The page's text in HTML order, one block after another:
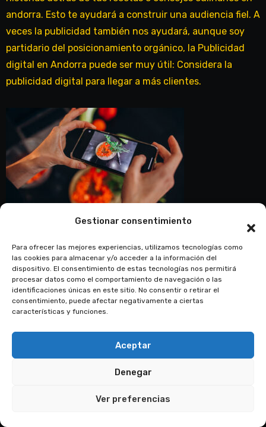
Gestionar consentimiento
Para ofrecer las mejores experiencias, utilizamos tecnologías como
las cookies para almacenar y/o acceder a la información del
dispositivo. El consentimiento de estas tecnologías nos permitirá
procesar datos como el comportamiento de navegación o las
identificaciones únicas en este sitio. No consentir o retirar el
consentimiento, puede afectar negativamente a ciertas
características y funciones.
Aceptar
Denegar
Ver preferencias